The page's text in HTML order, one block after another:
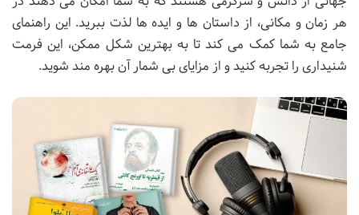
هر زمان و مکانی، از داستان ها و ایده ها لذت ببرید. این راهنمای
جامع به شما کمک می کند تا به بهترین شکل ممکن، این فرمت
شنیداری را تجربه کنید و از مزایای بی شمار آن بهره مند شوید.